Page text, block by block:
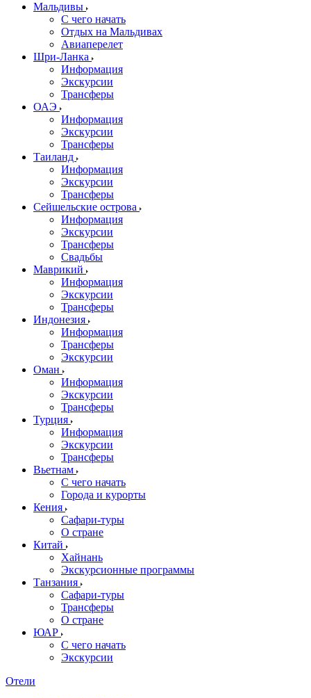
Мальдивы
С чего начать
Отдых на Мальдивах
Авиаперелет
Шри-Ланка
Информация
Экскурсии
Трансферы
ОАЭ
Информация
Экскурсии
Трансферы
Таиланд
Информация
Экскурсии
Трансферы
Сейшельские острова
Информация
Экскурсии
Трансферы
Свадьбы
Маврикий
Информация
Экскурсии
Трансферы
Индонезия
Информация
Трансферы
Экскурсии
Оман
Информация
Экскурсии
Трансферы
Турция
Информация
Экскурсии
Трансферы
Вьетнам
С чего начать
Города и курорты
Кения
Сафари-туры
О стране
Китай
Хайнань
Экскурсионные программы
Танзания
Сафари-туры
Трансферы
О стране
ЮАР
С чего начать
Экскурсии
Отели